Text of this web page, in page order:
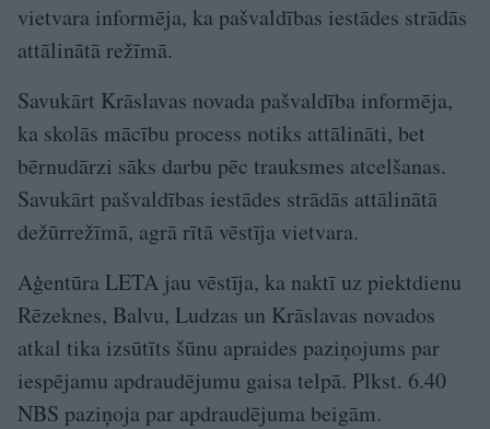
vietvara informēja, ka pašvaldības iestādes strādās
attālinātā režīmā.
Savukārt Krāslavas novada pašvaldība informēja,
ka skolās mācību process notiks attālināti, bet
bērnudārzi sāks darbu pēc trauksmes atcelšanas.
Savukārt pašvaldības iestādes strādās attālinātā
dežūrrežīmā, agrā rītā vēstīja vietvara.
Aģentūra LETA jau vēstīja, ka naktī uz piektdienu
Rēzeknes, Balvu, Ludzas un Krāslavas novados
atkal tika izsūtīts šūnu apraides paziņojums par
iespējamu apdraudējumu gaisa telpā. Plkst. 6.40
NBS paziņoja par apdraudējuma beigām.